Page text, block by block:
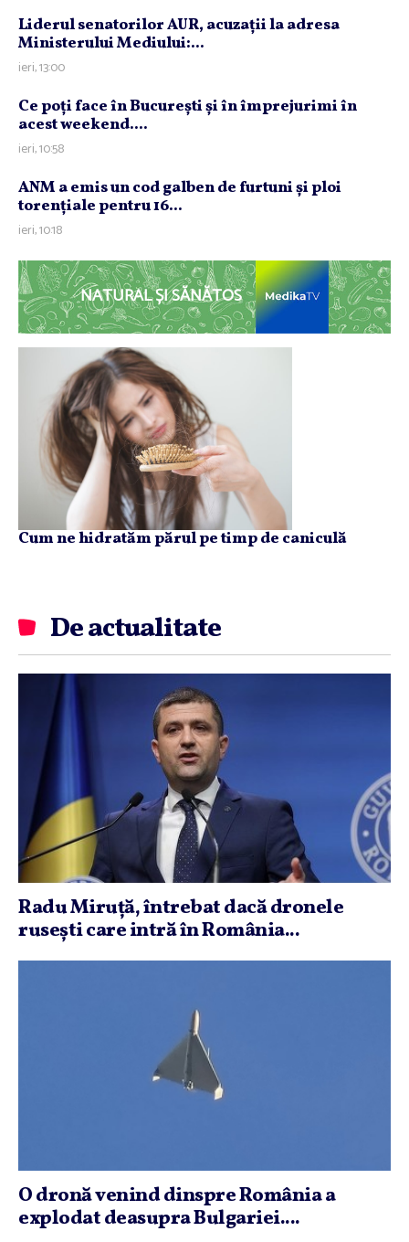
Liderul senatorilor AUR, acuzaţii la adresa
Ministerului Mediului:...
ieri, 13:00
Ce poţi face în Bucureşti şi în împrejurimi în
acest weekend....
ieri, 10:58
ANM a emis un cod galben de furtuni şi ploi
torenţiale pentru 16...
ieri, 10:18
NATURAL ȘI SĂNĂTOS
Cum ne hidratăm părul pe timp de caniculă
De actualitate
Radu Miruţă, întrebat dacă dronele
ruseşti care intră în România...
O dronă venind dinspre România a
explodat deasupra Bulgariei....